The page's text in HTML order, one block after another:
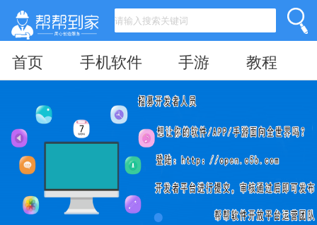
首页 手机软件 手游 教程